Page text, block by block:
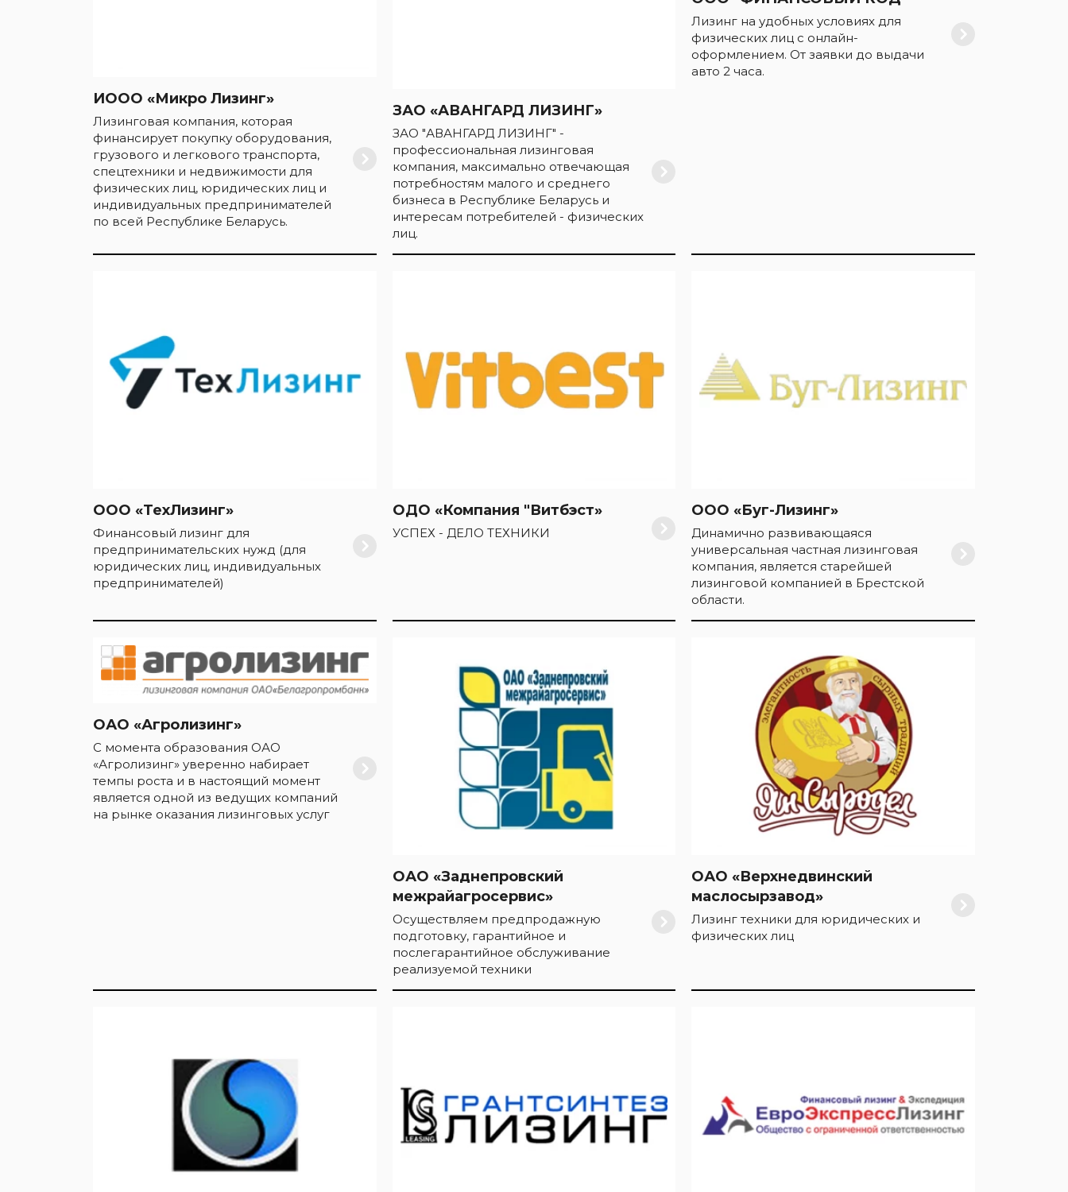
ИООО «Микро Лизинг»
Лизинговая компания, которая
финансирует покупку оборудования,
грузового и легкового транспорта,
спецтехники и недвижимости для
физических лиц, юридических лиц и
индивидуальных предпринимателей
по всей Республике Беларусь.
ЗАО «АВАНГАРД ЛИЗИНГ»
ЗАО "АВАНГАРД ЛИЗИНГ" -
профессиональная лизинговая
компания, максимально отвечающая
потребностям малого и среднего
бизнеса в Республике Беларусь и
интересам потребителей - физических
лиц.
Лизинг на удобных условиях для
физических лиц с онлайн-
оформлением. От заявки до выдачи
авто 2 часа.
ООО «ТехЛизинг»
Финансовый лизинг для
предпринимательских нужд (для
юридических лиц, индивидуальных
предпринимателей)
ОДО «Компания "Витбэст»
УСПЕХ - ДЕЛО ТЕХНИКИ
ООО «Буг-Лизинг»
Динамично развивающаяся
универсальная частная лизинговая
компания, является старейшей
лизинговой компанией в Брестской
области.
ОАО «Агролизинг»
С момента образования ОАО
«Агролизинг» уверенно набирает
темпы роста и в настоящий момент
является одной из ведущих компаний
на рынке оказания лизинговых услуг
ОАО «Заднепровский
межрайагросервис»
Осуществляем предпродажную
подготовку, гарантийное и
послегарантийное обслуживание
реализуемой техники
ОАО «Верхнедвинский
маслосырзавод»
Лизинг техники для юридических и
физических лиц